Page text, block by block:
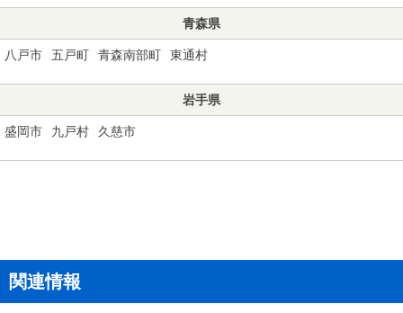
青森県
八戸市 五戸町 青森南部町 東通村
岩手県
盛岡市 九戸村 久慈市
関連情報